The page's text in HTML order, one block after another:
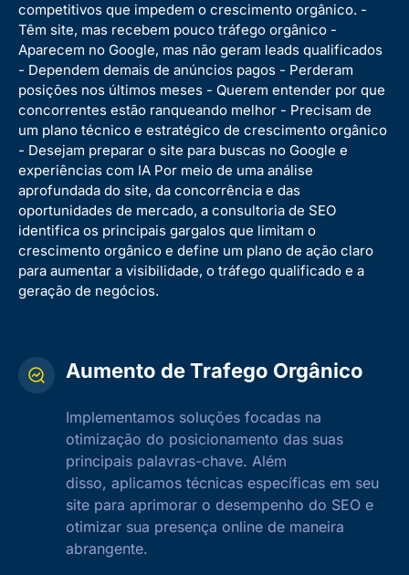
competitivos que impedem o crescimento orgânico. -
Têm site, mas recebem pouco tráfego orgânico -
Aparecem no Google, mas não geram leads qualificados
- Dependem demais de anúncios pagos - Perderam
posições nos últimos meses - Querem entender por que
concorrentes estão ranqueando melhor - Precisam de
um plano técnico e estratégico de crescimento orgânico
- Desejam preparar o site para buscas no Google e
experiências com IA Por meio de uma análise
aprofundada do site, da concorrência e das
oportunidades de mercado, a consultoria de SEO
identifica os principais gargalos que limitam o
crescimento orgânico e define um plano de ação claro
para aumentar a visibilidade, o tráfego qualificado e a
geração de negócios.
Aumento de Trafego Orgânico
Implementamos soluções focadas na
otimização do posicionamento das suas
principais palavras-chave. Além
disso, aplicamos técnicas específicas em seu
site para aprimorar o desempenho do SEO e
otimizar sua presença online de maneira
abrangente.